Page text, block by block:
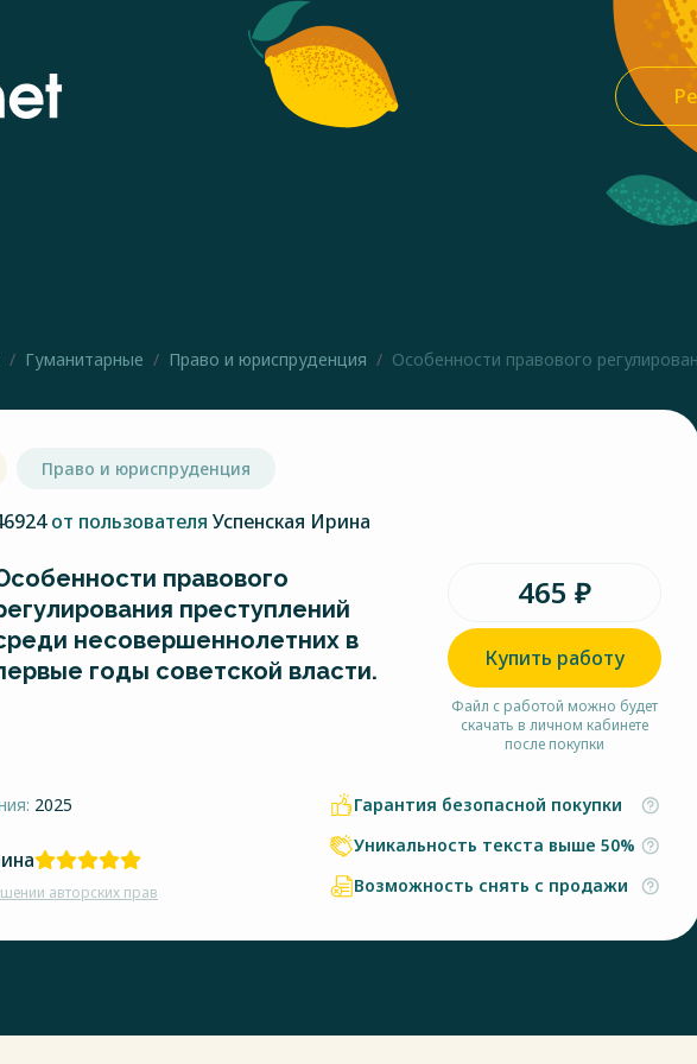
Гуманитарные Право и юриспруденция Особенности правового
Право и юриспруденция
от пользователя Успенская Ирина
правового
преступлений
несовершеннолетних в
годы советской власти.
465 ₽
Купить работу
Файл с работой можно будет
скачать в личном кабинете
после покупки
2025
авторских прав
Гарантия безопасной покупки
Уникальность текста выше 50%
Возможность снять с продажи